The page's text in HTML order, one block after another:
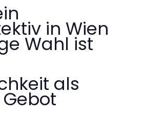
in Wien
Wahl ist
als